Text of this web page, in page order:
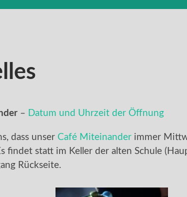
– Datum und Uhrzeit der Öffnung
dass unser Café Miteinander immer
findet statt im Keller der alten Schule
Rückseite.